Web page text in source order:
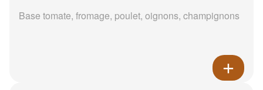
Base tomate, fromage, poulet, oignons, champignons